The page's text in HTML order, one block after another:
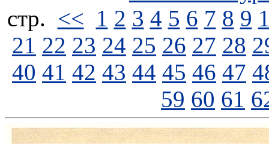
стp. << 1 2 3 4 5 6 7 8 9
21 22 23 24 25 26 27 28
40 41 42 43 44 45 46 47
59 60 61